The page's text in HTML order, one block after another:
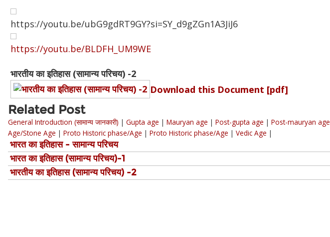
https://youtu.be/ubG9gdRT9GY?si=SY_d9gZGn1A3JiJ6
https://youtu.be/BLDFH_UM9WE
भारतीय का इतिहास (सामान्य परिचय) -2
Download this Document [pdf]
Related Post
General Introduction (सामान्य जानकारी) | Gupta age | Mauryan age | Post-gupta age | Post-mauryan age
Age/Stone Age | Proto Historic phase/Age | Proto Historic phase/Age | Vedic Age |
भारत का इतिहास - सामान्य परिचय
भारत का इतिहास (सामान्य परिचय)-1
भारतीय का इतिहास (सामान्य परिचय) -2